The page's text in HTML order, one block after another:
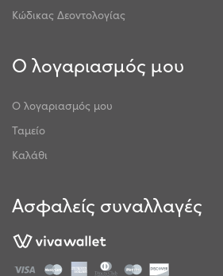
Κώδικας Δεοντολογίας
Ο λογαριασμός μου
Ο λογαριασμός μου
Ταμείο
Καλάθι
Ασφαλείς συναλλαγές